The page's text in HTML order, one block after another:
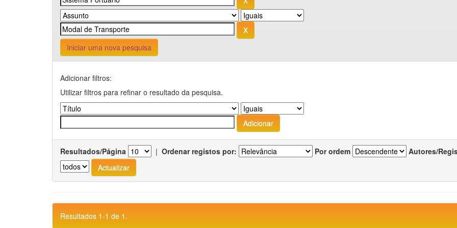
Iniciar uma nova pesquisa
Adicionar filtros:
Utilizar filtros para refinar o resultado da pesquisa.
Resultados/Página | Ordenar registos por: Por ordem Autores/
Resultados 1-1 de 1.